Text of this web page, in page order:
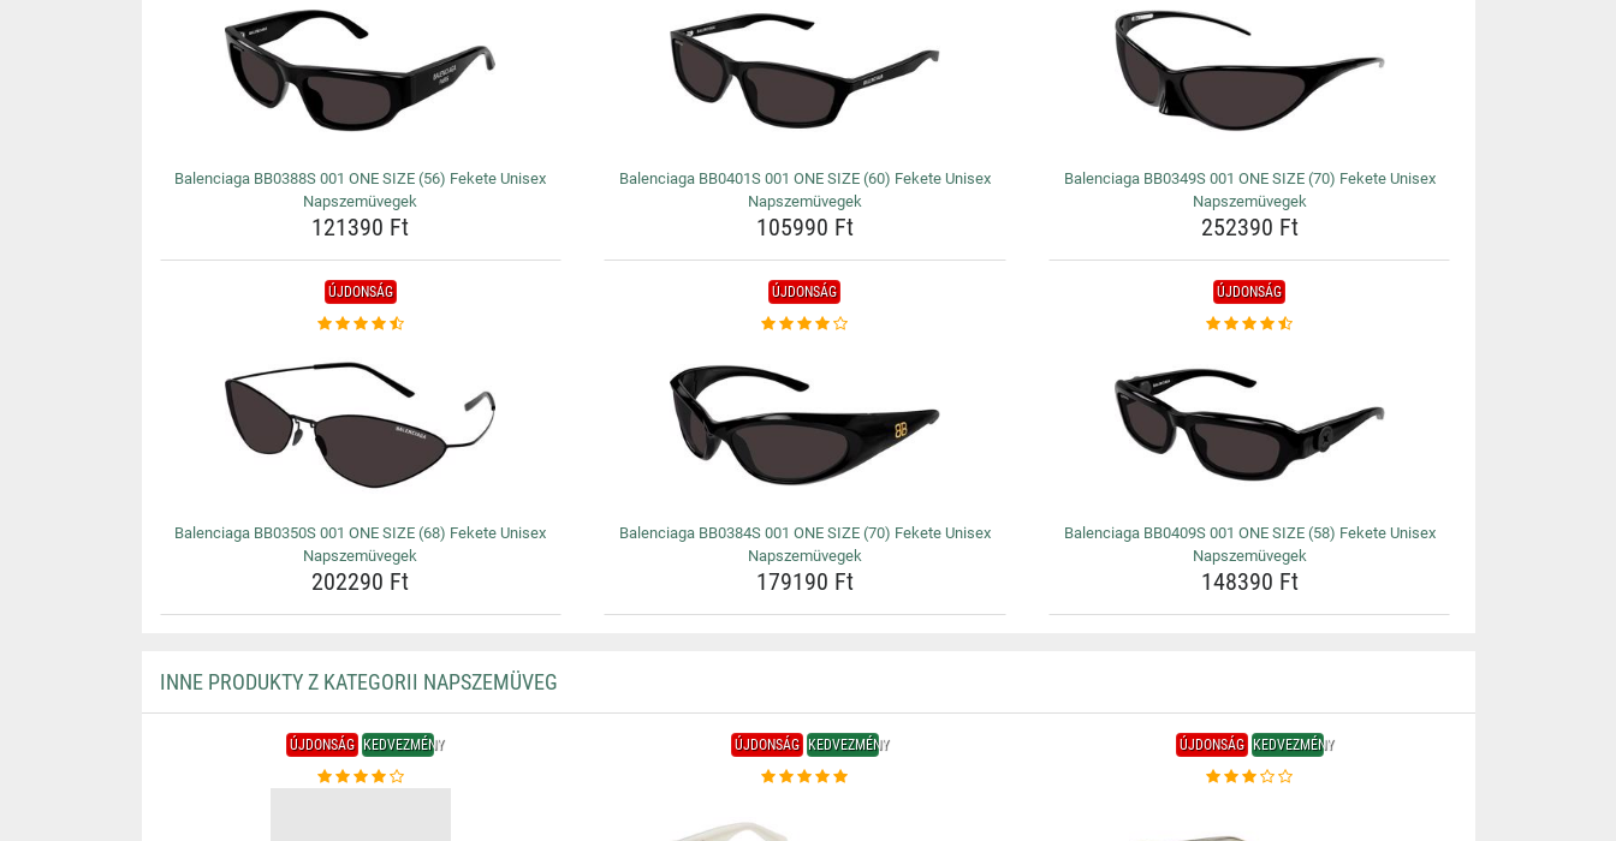
Balenciaga BB0388S 001 ONE SIZE (56) Fekete Unisex
Napszemüvegek
121390 Ft
Balenciaga BB0401S 001 ONE SIZE (60) Fekete Unisex
Napszemüvegek
105990 Ft
Balenciaga BB0349S 001 ONE SIZE (70) Fekete Unisex
Napszemüvegek
252390 Ft
ÚJDONSÁG
Balenciaga BB0350S 001 ONE SIZE (68) Fekete Unisex
Napszemüvegek
202290 Ft
ÚJDONSÁG
Balenciaga BB0384S 001 ONE SIZE (70) Fekete Unisex
Napszemüvegek
179190 Ft
ÚJDONSÁG
Balenciaga BB0409S 001 ONE SIZE (58) Fekete Unisex
Napszemüvegek
148390 Ft
INNE PRODUKTY Z KATEGORII NAPSZEMÜVEG
ÚJDONSÁG KEDVEZMÉNY ÚJDONSÁG KEDVEZMÉNY ÚJDONSÁG KEDVEZMÉNY